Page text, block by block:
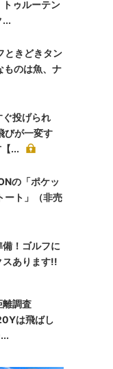
ゥルーテン
...
ときどきタン
のは魚、ナ
投げられ
びが一変す
...
の「ポケッ
ート」（非売
！ゴルフに
スあります!!
離調査
は飛ばし